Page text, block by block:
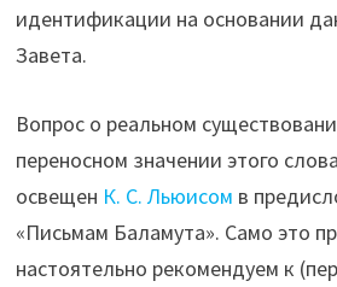
идентификации на основании
Завета.
Вопрос о реальном
переносном значении этого
освещен К. С. Льюисом в
«Письмам Баламута». Само это
настоятельно рекомендуем к